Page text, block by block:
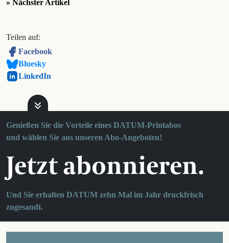
» Nächster Artikel
Teilen auf:
Facebook
Bluesky
LinkedIn
Genießen Sie die Vorteile eines DATUM-Printabos
und wählen Sie aus unseren Abo-Angeboten!
Jetzt abonnieren.
Und Sie erhalten DATUM zehn Mal im Jahr druckfrisch
zugesandt.